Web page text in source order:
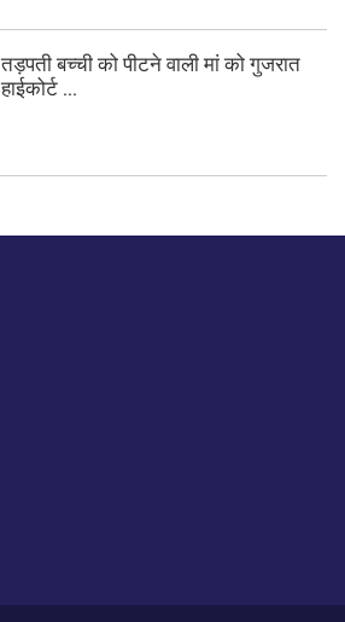
तड़पती बच्ची को पीटने वाली मां को गुजरात
हाईकोर्ट ...